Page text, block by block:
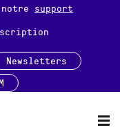
support
Newsletters